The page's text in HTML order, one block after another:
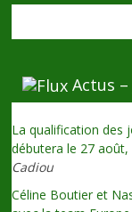
Actus
La qualification des
débutera le 27 août,
Cadiou
Céline Boutier et